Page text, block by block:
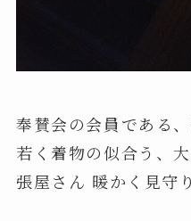
奉賛会の会員である
若く着物の似合う、
張屋さん 暖かく見守